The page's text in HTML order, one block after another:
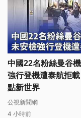
中國22名粉絲曼谷
強行登機遭泰航拒
點新世界
公視新聞網
4 小時前